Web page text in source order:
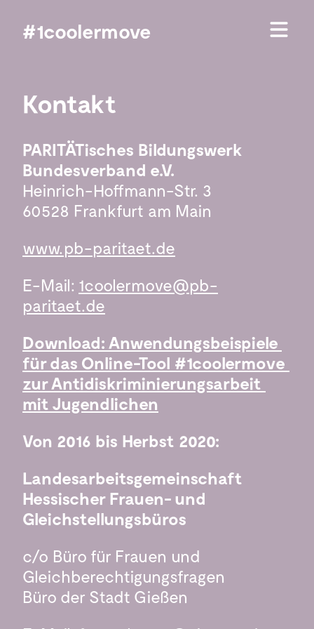
#1coolermove
Kontakt
PARITÄTisches Bildungswerk
Bundesverband e.V.
Heinrich-Hoffmann-Str. 3
60528 Frankfurt am Main
www.pb-paritaet.de
E-Mail: 1coolermove@pb-
paritaet.de
Download: Anwendungsbeispiele
für das Online-Tool #1coolermove
zur Antidiskriminierungsarbeit
mit Jugendlichen
Von 2016 bis Herbst 2020:
Landesarbeitsgemeinschaft
Hessischer Frauen- und
Gleichstellungsbüros
c/o Büro für Frauen und
Gleichberechtigungsfragen
Büro der Stadt Gießen